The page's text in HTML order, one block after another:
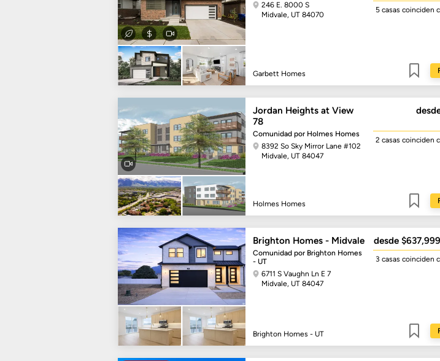
246 E. 8000 S
Midvale, UT 84070
Garbett Homes
5 casascoinciden
Jordan Heights at View
78
Comunidad por Holmes Homes
8392 So Sky Mirror Lane #102
Midvale, UT 84047
Holmes Homes
2 casascoinciden
Brighton Homes - Midvale
Comunidad por Brighton Homes
- UT
6711 S Vaughn Ln E 7
Midvale, UT 84047
Brighton Homes - UT
desde
3 casascoinciden